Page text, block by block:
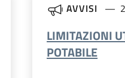
AVVISI
LIMITAZIONI
POTABILE